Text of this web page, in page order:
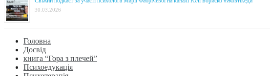
30.03.2026
Головна
Досвід
книга “Гора з плечей”
Психоедукація